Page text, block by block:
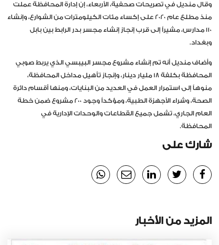
وقال منديل في تصريحات صحفية، الأربعاء، إن إدارة المحافظة عملت
منذ مطلع عام 2020 على إكساء مئات الكيلومترات من الشوارع، وإنشاء
110 مدارس، مشيراً إلى قرب إنجاز إنشاء مجسر بدر الرابط بين بابل
وبغداد.
وأضاف منديل أنه تم إنشاء مشروع مجسر البيبسي الذي يربط صوبي
المحافظة بكلفة 18 مليار دينار، وإنجاز تأهيل مداخل المحافظة،
منوهاً إلى استمرار العمل في العديد من البنايات، ومنها أقسام دائرة
الصحة، وشراء الأجهزة الطبية، ومؤكداً وجود 200 مشروع ضمن خطة
العام الجاري، تشمل جميع القطاعات والوحدات الإدارية في
المحافظة.
شارك على
المزيد من الأخبار